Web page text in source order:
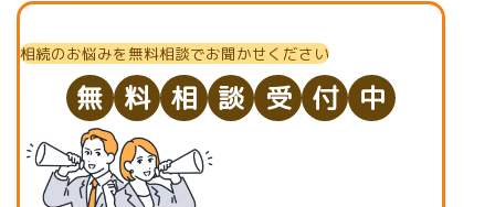
相続のお悩みを無料相談でお聞かせください
無 料 相 談 受 付 中